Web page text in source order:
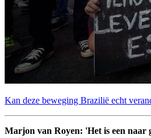
Kan deze beweging Brazilië echt
Marjon van Royen: 'Het is een naar